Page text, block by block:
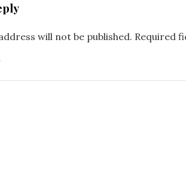
will not be published. Required